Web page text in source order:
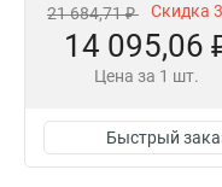
21 684,71 ₽ Скидка
14 095,06
Цена за 1 шт.
Быстрый